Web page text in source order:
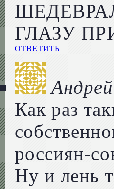
ГЛАЗУ
ОТВЕТИТЬ
Андрей
Как раз
россиян-
Ну и лень